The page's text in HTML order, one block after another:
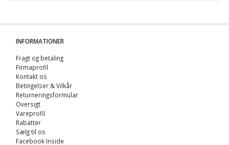
INFORMATIONER
Fragt og betaling
Firmaprofil
Kontakt os
Betingelser & Vilkår
Returneringsformular
Oversigt
Vareprofil
Rabatter
Sælg til os
Facebook Inside